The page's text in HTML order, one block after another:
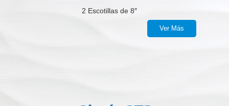
2 Escotillas de 8″
Ver Más